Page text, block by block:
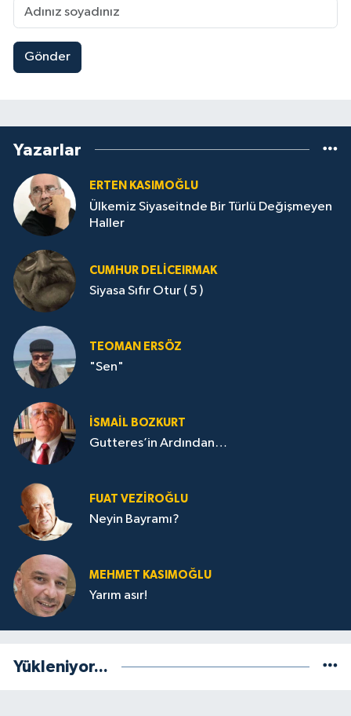
Gönder
Yazarlar
ERTEN KASIMOĞLU
Ülkemiz Siyaseitnde Bir Türlü Değişmeyen
Haller
CUMHUR DELICEIRMAK
Siyasa Sıfır Otur ( 5 )
TEOMAN ERSÖZ
"Sen"
İSMAIL BOZKURT
Gutteres’in Ardından…
FUAT VEZIROĞLU
Neyin Bayramı?
MEHMET KASIMOĞLU
Yarım asır!
Yükleniyor...